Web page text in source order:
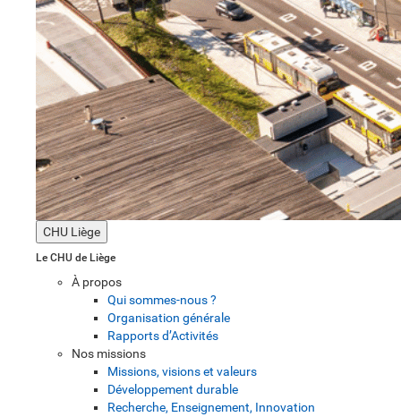
CHU Liège
Le CHU de Liège
À propos
Qui sommes-nous ?
Organisation générale
Rapports d’Activités
Nos missions
Missions, visions et valeurs
Développement durable
Recherche, Enseignement, Innovation